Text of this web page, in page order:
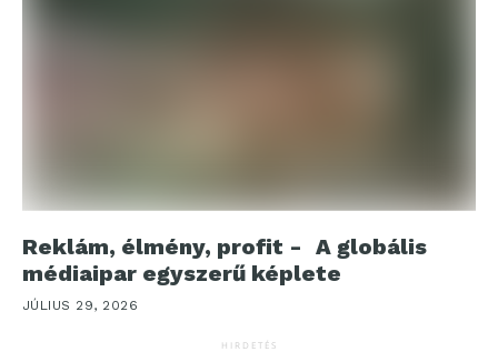
Reklám, élmény, profit - A globális
médiaipar egyszerű képlete
JÚLIUS 29, 2026
HIRDETÉS